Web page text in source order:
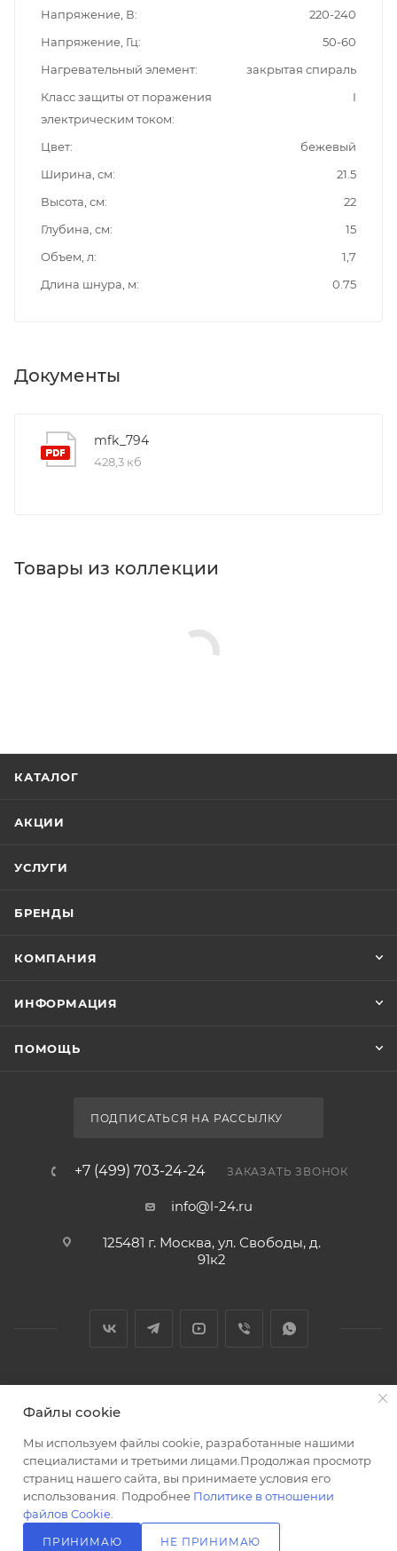
Напряжение, В
220-240
Напряжение, Гц
50-60
Нагревательный элемент
закрытая спираль
Класс защиты от поражения
электрическим током
I
Цвет
бежевый
Ширина, см
21.5
Высота, см
22
Глубина, см
15
Объем, л
1,7
Длина шнура, м
0.75
Документы
mfk_794
428,3 кб
Товары из коллекции
КАТАЛОГ
АКЦИИ
УСЛУГИ
БРЕНДЫ
КОМПАНИЯ
ИНФОРМАЦИЯ
ПОМОЩЬ
ПОДПИСАТЬСЯ НА РАССЫЛКУ
+7 (499) 703-24-24 ЗАКАЗАТЬ ЗВОНОК
info@l-24.ru
125481 г. Москва, ул. Свободы, д.
91к2
Разработка сайта
Файлы cookie
Мы используем файлы cookie, разработанные нашими
специалистами и третьими лицами.Продолжая просмотр
страниц нашего сайта, вы принимаете условия его
использования. Подробнее Политике в отношении
файлов Cookie
ПРИНИМАЮ НЕ ПРИНИМАЮ